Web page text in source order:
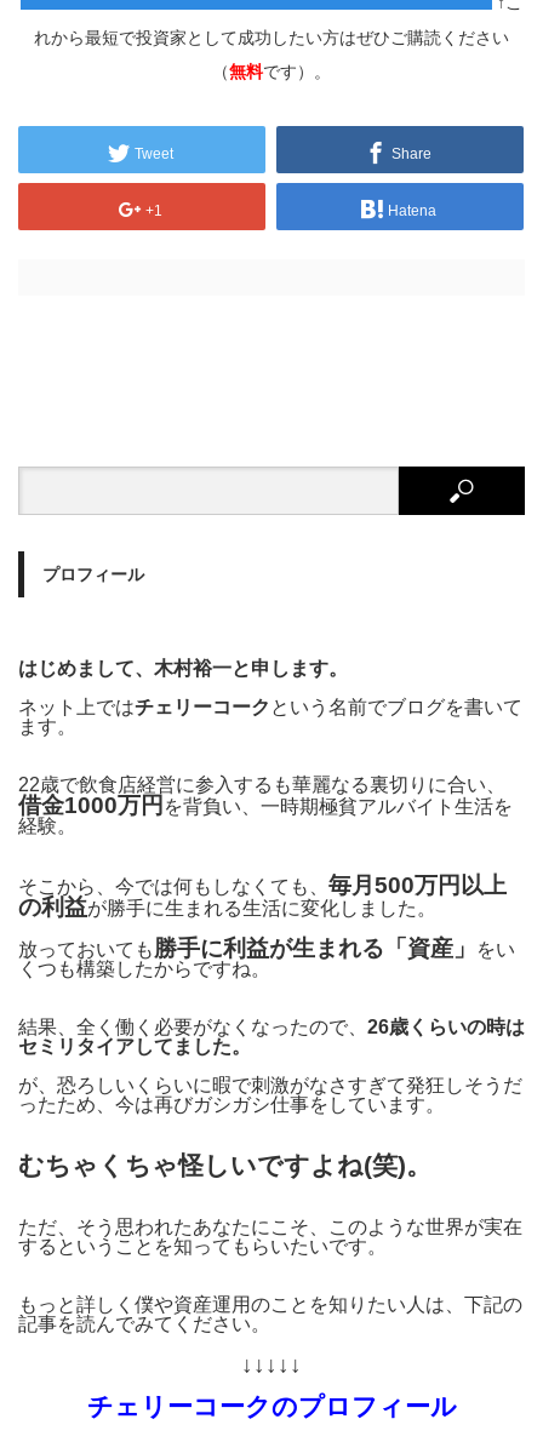
れから最短で投資家として成功したい方はぜひご購読ください
（無料です）。
Tweet Share
+1 Hatena
プロフィール
はじめまして、木村裕一と申します。
ネット上ではチェリーコーク という名前でブログを書いて
ます。
22歳で飲食店経営に参入するも華麗なる裏切りに合い、
借金1000万円 を背負い、一時期極貧アルバイト生活を
経験。
そこから、今では何もしなくても、 毎月500万円以上
の利益が勝手に生まれる生活に変化しました。
放っておいても勝手に利益が生まれる「資産」
をい
くつも構築したからですね。
結果、全く働く必要がなくなったので、 26歳くらいの時は
セミリタイアしてました。
が、恐ろしいくらいに暇で刺激がなさすぎて発狂しそうだ
ったため、今は再びガシガシ仕事をしています。
むちゃくちゃ怪しいですよね(笑)。
ただ、そう思われたあなたにこそ、このような世界が実在
するということを知ってもらいたいです。
もっと詳しく僕や資産運用のことを知りたい人は、下記の
記事を読んでみてください。
↓↓↓↓↓
チェリーコークのプロフィール